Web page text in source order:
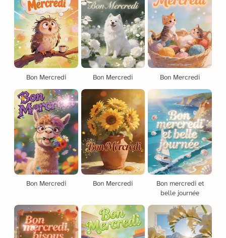
Bon Mercredi Bon Mercredi Bon Mercredi
Bon Mercredi Bon Mercredi
Bon mercredi et
belle journée